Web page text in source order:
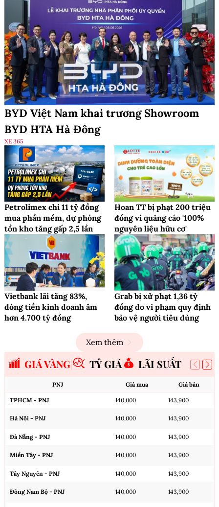
BYD Việt Nam khai trương Showroom
BYD HTA Hà Đông
XE 365
Petrolimex chi 11 tỷ đồng
mua phần mềm, dự phòng
tồn kho tăng gấp 2,5 lần
Hoan TT bị phạt 200 triệu
đồng vì quảng cáo '100%
nguyên liệu hữu cơ'
Vietbank lãi tăng 83%,
dòng tiền kinh doanh âm
hơn 4.700 tỷ đồng
Grab bị xử phạt 1,36 tỷ
đồng do vi phạm quy định
bảo vệ người tiêu dùng
Xem thêm
GIÁ VÀNG TỶ GIÁ LÃI SUẤT
PNJ Giá mua Giá bán
TPHCM - PNJ 140,000 143,900
Hà Nội - PNJ 140,000 143,900
Đà Nẵng - PNJ 140,000 143,900
Miền Tây - PNJ 140,000 143,900
Tây Nguyên - PNJ 140,000 143,900
Đông Nam Bộ - PNJ 140,000 143,900